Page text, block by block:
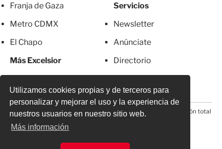
Utilizamos cookies propias y de terceros para
personalizar y mejorar el uso y la experiencia de
nuestros usuarios en nuestro sitio web.
Más información
Franja de Gaza
Metro CDMX
El Chapo
Más Excelsior
Servicios
Newsletter
Anúnciate
Directorio
© 2026 Todos los derechos reservados. Prohibida la reproducción total
o parcial, incluyendo cualquier medio electrónico*